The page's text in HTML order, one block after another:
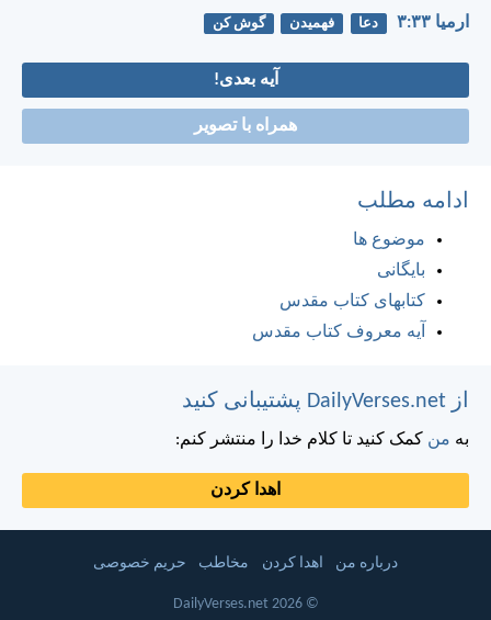
ارميا ۳۳:‏۳ دعا فهمیدن گوش کن
آیه بعدی!
همراه با تصویر
ادامه مطلب
موضوع ها
بایگانی
کتابهای کتاب مقدس
آیه معروف کتاب مقدس
از DailyVerses.net پشتیبانی کنید
به من کمک کنید تا کلام خدا را منتشر کنم:
اهدا کردن
درباره من اهدا کردن مخاطب حریم خصوصی
© 2026 DailyVerses.net